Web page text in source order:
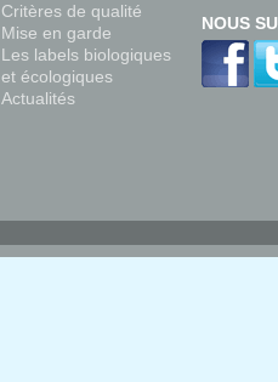
Critères de qualité
Mise en garde
Les labels biologiques
et écologiques
Actualités
NOUS